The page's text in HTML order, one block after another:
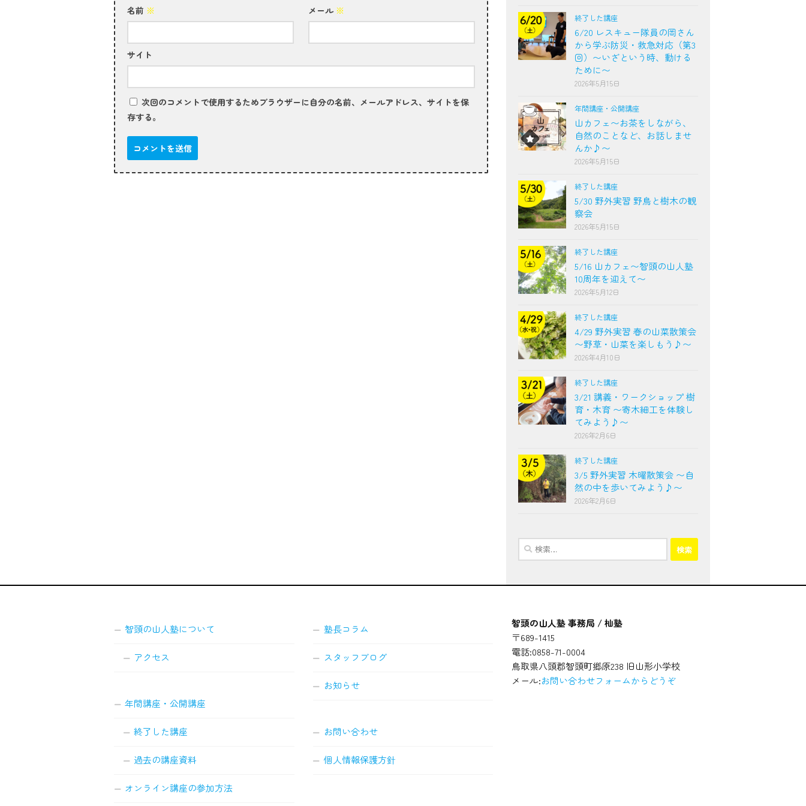
名前 ※ メール ※
サイト
次回のコメントで使用するためブラウザーに自分の名前、メールアドレス、サイトを保
存する。
終了した講座
6/20 レスキュー隊員の岡さん
から学ぶ防災・救急対応（第3
回）〜いざという時、動ける
ために〜
2026年5月15日
年間講座・公開講座
山カフェ〜お茶をしながら、
自然のことなど、お話しませ
んか♪〜
2026年5月15日
終了した講座
5/30 野外実習 野鳥と樹木の観
察会
2026年5月15日
終了した講座
5/16 山カフェ〜智頭の山人塾
10周年を迎えて〜
2026年5月12日
終了した講座
4/29 野外実習 春の山菜散策会
〜野草・山菜を楽しもう♪〜
2026年4月10日
終了した講座
3/21 講義・ワークショップ 樹
育・木育 〜寄木細工を体験し
てみよう♪〜
2026年2月6日
終了した講座
3/5 野外実習 木曜散策会 〜自
然の中を歩いてみよう♪〜
2026年2月6日
検
索:
智頭の山人塾について
アクセス
年間講座・公開講座
終了した講座
過去の講座資料
オンライン講座の参加方法
塾長コラム
スタッフブログ
お知らせ
お問い合わせ
個人情報保護方針
智頭の山人塾 事務局 / 杣塾
〒689-1415
電話:0858-71-0004
鳥取県八頭郡智頭町郷原238 旧山形小学校
メール:お問い合わせフォームからどうぞ